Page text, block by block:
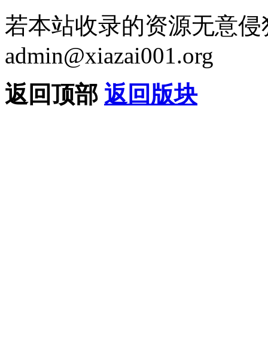
若本站收录的资源无意
admin@xiazai001.org
返回顶部 返回版块